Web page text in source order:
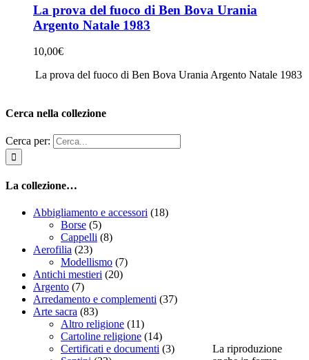
La prova del fuoco di Ben Bova Urania
Argento Natale 1983
10,00€
La prova del fuoco di Ben Bova Urania Argento Natale 1983
Cerca nella collezione
Cerca per:
La collezione…
Abbigliamento e accessori (18)
Borse (5)
Cappelli (8)
Aerofilia (23)
Modellismo (7)
Antichi mestieri (20)
Argento (7)
Arredamento e complementi (37)
Arte sacra (83)
Altro religione (11)
Cartoline religione (14)
Certificati e documenti (3)
La riproduzione